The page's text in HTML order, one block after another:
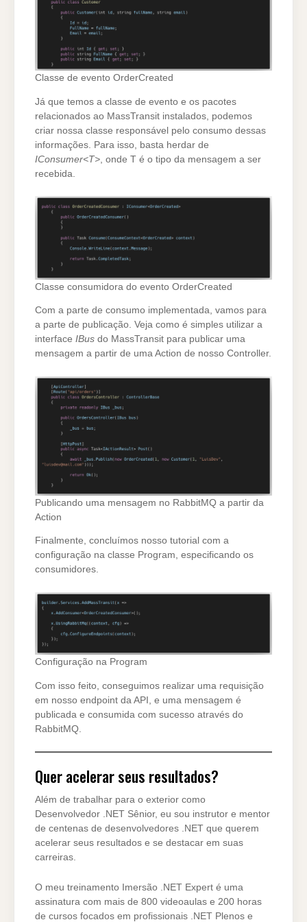
Classe de evento OrderCreated
Já que temos a classe de evento e os pacotes
relacionados ao MassTransit instalados, podemos
criar nossa classe responsável pelo consumo dessas
informações. Para isso, basta herdar de
IConsumer<T> , onde T é o tipo da mensagem a ser
recebida.
Classe consumidora do evento OrderCreated
Com a parte de consumo implementada, vamos para
a parte de publicação. Veja como é simples utilizar a
interface IBus do MassTransit para publicar uma
mensagem a partir de uma Action de nosso Controller.
Publicando uma mensagem no RabbitMQ a partir da
Action
Finalmente, concluímos nosso tutorial com a
configuração na classe Program, especificando os
consumidores.
Configuração na Program
Com isso feito, conseguimos realizar uma requisição
em nosso endpoint da API, e uma mensagem é
publicada e consumida com sucesso através do
RabbitMQ.
Quer acelerar seus resultados?
Além de trabalhar para o exterior como
Desenvolvedor .NET Sênior, eu sou instrutor e mentor
de centenas de desenvolvedores .NET que querem
acelerar seus resultados e se destacar em suas
carreiras.
O meu treinamento Imersão .NET Expert é uma
assinatura com mais de 800 videoaulas e 200 horas
de cursos focados em profissionais .NET Plenos e